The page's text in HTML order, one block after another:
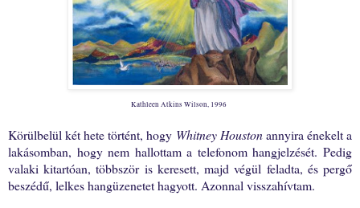
Kathleen Atkins Wilson, 1996
Körülbelül két hete történt, hogy Whitney Houstonannyira énekelt a
lakásomban, hogy nem hallottam a telefonom hangjelzését. Pedig
valaki kitartóan, többször is keresett, majd végül feladta, és pergő
beszédű, lelkes hangüzenetet hagyott. Azonnal visszahívtam.